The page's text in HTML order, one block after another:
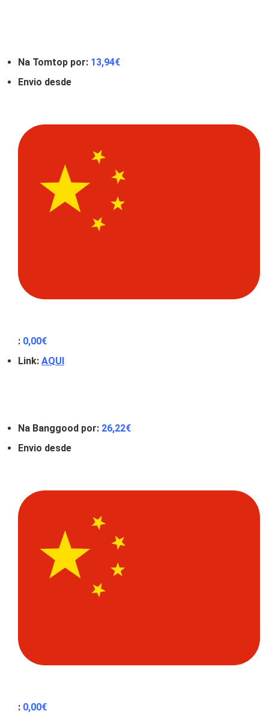
Na Tomtop por: 13,94€
Envio desde
: 0,00€
Link: AQUI
Na Banggood por: 26,22€
Envio desde
: 0,00€